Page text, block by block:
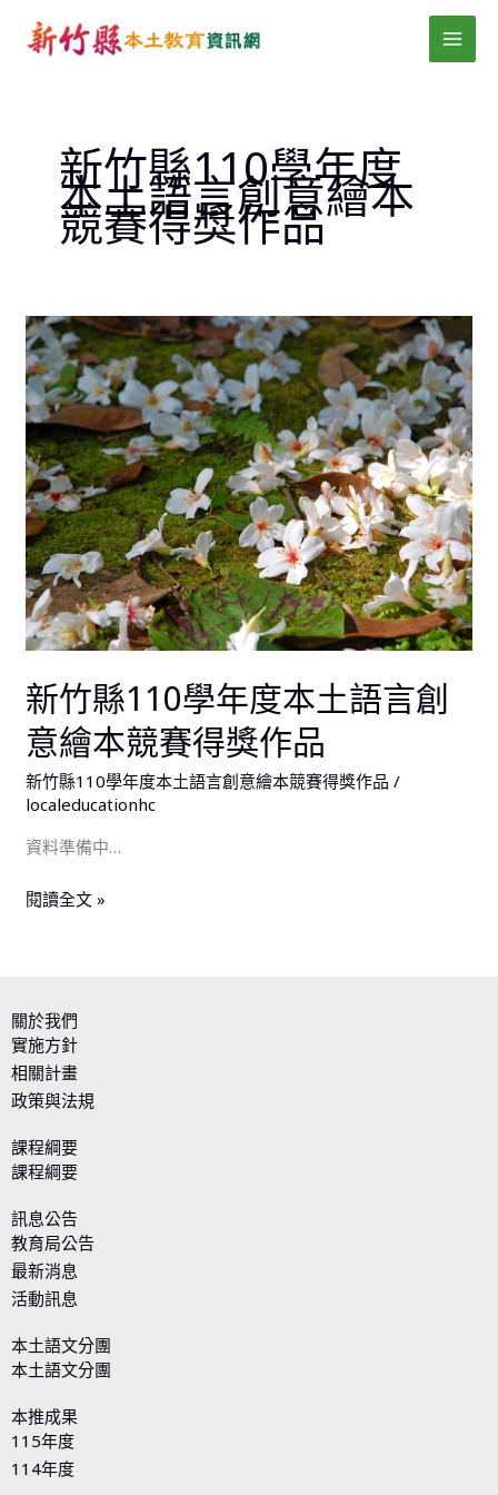
新竹縣110學年度
本土語言創意繪本
競賽得獎作品
新竹縣110學年度本土語言創
意繪本競賽得獎作品
新竹縣110學年度本土語言創意繪本競賽得獎作品 /
localeducationhc
資料準備中…
新
竹
縣
110
學
年
度
本
土
語
言
創
繪
本
競
賽
得
作
閱讀全文 »
關於我們
實施方針
相關計畫
政策與法規
課程綱要
課程綱要
訊息公告
教育局公告
最新消息
活動訊息
本土語文分團
本土語文分團
本推成果
115年度
114年度